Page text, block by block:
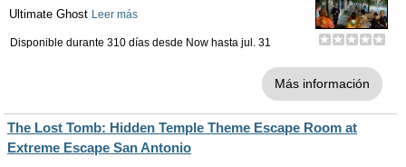
Ultimate Ghost Leer más
Disponible durante 310 días desde Now hasta jul. 31
Más información
The Lost Tomb: Hidden Temple Theme Escape Room at
Extreme Escape San Antonio